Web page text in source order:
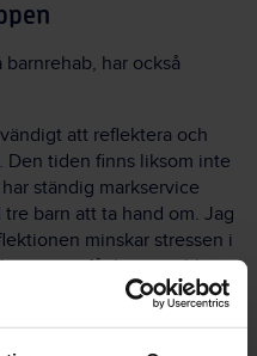
har också
att reflektera och
Den tiden finns liksom inte
ständig markservice
tre barn att ta hand om. Jag
minskar stressen i
när man får lämna jobbet
man också tillbaka